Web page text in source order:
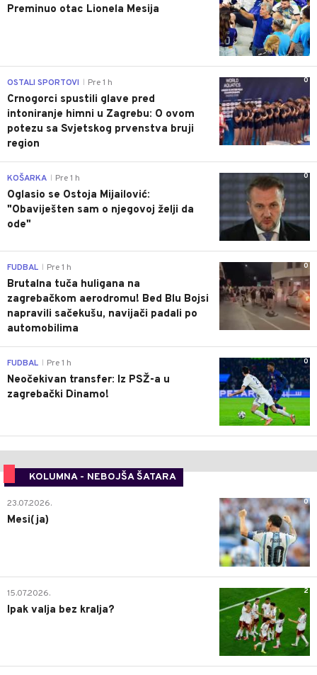
Preminuo otac Lionela Mesija
0
OSTALI SPORTOVI Pre 1 h
Crnogorci spustili glave pred
intoniranje himni u Zagrebu: O ovom
potezu sa Svjetskog prvenstva bruji
region
0
KOŠARKA Pre 1 h
Oglasio se Ostoja Mijailović:
"Obaviješten sam o njegovoj želji da
ode"
0
FUDBAL Pre 1 h
Brutalna tuča huligana na
zagrebačkom aerodromu! Bed Blu Bojsi
napravili sačekušu, navijači padali po
automobilima
0
FUDBAL Pre 1 h
Neočekivan transfer: Iz PSŽ-a u
zagrebački Dinamo!
KOLUMNA - NEBOJŠA ŠATARA
0
23.07.2026.
Mesi(ja)
2
15.07.2026.
Ipak valja bez kralja?